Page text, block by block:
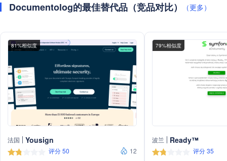
Documentolog的最佳替代品（竞品对比） （更多）
81%相似度
法国 Yousign
评分 50
12
79%相似度
波兰 Ready™
评分 35